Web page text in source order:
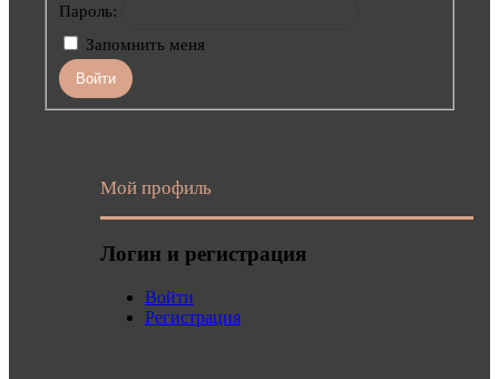
Пароль:
Запомнить меня
Войти
Мой профиль
Логин и регистрация
Войти
Регистрация